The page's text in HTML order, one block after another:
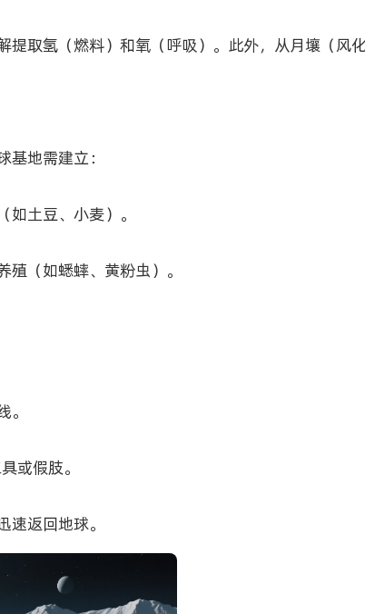
提取氢（燃料）和氧（呼吸）。此外，从月壤（风
地需建立：
如土豆、小麦）。
（如蟋蟀、黄粉虫）。
或假肢。
速返回地球。